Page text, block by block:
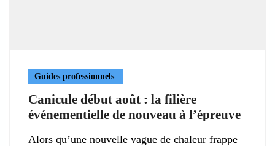
Guides professionnels
Canicule début août : la filière
événementielle de nouveau à l’épreuve
Alors qu’une nouvelle vague de chaleur frappe